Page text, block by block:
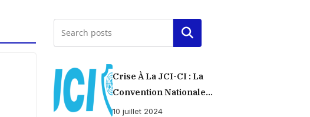
Rechercher
Crise À La JCI-CI : La
Convention Nationale
Provisoirement Suspendue
10 juillet 2024